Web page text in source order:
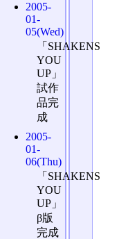
2005-
01-
05(Wed)
「SHAKENS
YOU
UP」
試作
品完
成
2005-
01-
06(Thu)
「SHAKENS
YOU
UP」
β版
完成